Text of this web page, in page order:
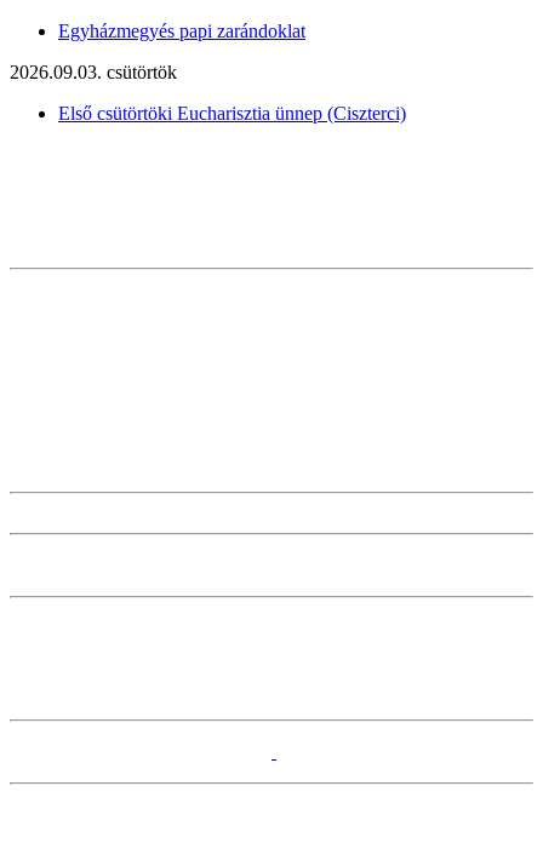
Egyházmegyés papi zarándoklat
2026.09.03. csütörtök
Első csütörtöki Eucharisztia ünnep (Ciszterci)